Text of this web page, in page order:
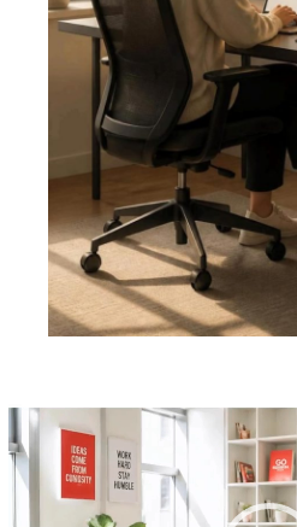
Pemutar
Video